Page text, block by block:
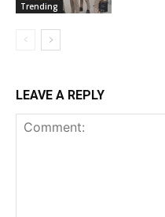
Trending
LEAVE A REPLY